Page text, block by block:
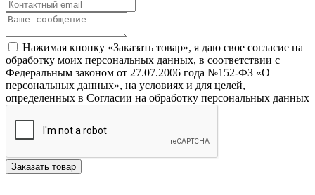
Нажимая кнопку «Заказать товар», я даю свое согласие на
обработку моих персональных данных, в соответствии с
Федеральным законом от 27.07.2006 года №152-ФЗ «О
персональных данных», на условиях и для целей,
определенных в Согласии на обработку персональных данных
Заказать товар